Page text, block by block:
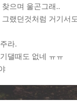
으며 울곤그래..
랬던것처럼 거기서
라.
댈때도 없네 ㅠㅠ